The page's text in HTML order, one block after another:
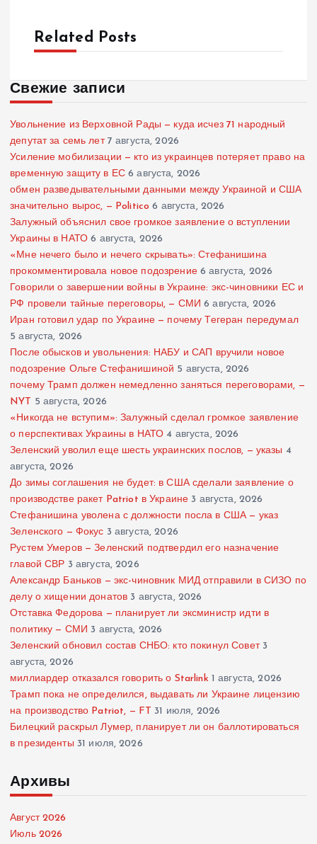
Related Posts
Свежие записи
Увольнение из Верховной Рады — куда исчез 71 народный
депутат за семь лет 7 августа, 2026
Усиление мобилизации — кто из украинцев потеряет право на
временную защиту в ЕС 6 августа, 2026
обмен разведывательными данными между Украиной и США
значительно вырос, — Politico 6 августа, 2026
Залужный объяснил свое громкое заявление о вступлении
Украины в НАТО 6 августа, 2026
«Мне нечего было и нечего скрывать»: Стефанишина
прокомментировала новое подозрение 6 августа, 2026
Говорили о завершении войны в Украине: экс-чиновники ЕС и
РФ провели тайные переговоры, — СМИ 6 августа, 2026
Иран готовил удар по Украине — почему Тегеран передумал
5 августа, 2026
После обысков и увольнения: НАБУ и САП вручили новое
подозрение Ольге Стефанишиной 5 августа, 2026
почему Трамп должен немедленно заняться переговорами, —
NYT 5 августа, 2026
«Никогда не вступим»: Залужный сделал громкое заявление
о перспективах Украины в НАТО 4 августа, 2026
Зеленский уволил еще шесть украинских послов, — указы 4
августа, 2026
До зимы соглашения не будет: в США сделали заявление о
производстве ракет Patriot в Украине 3 августа, 2026
Стефанишина уволена с должности посла в США — указ
Зеленского — Фокус 3 августа, 2026
Рустем Умеров — Зеленский подтвердил его назначение
главой СВР 3 августа, 2026
Александр Баньков — экс-чиновник МИД отправили в СИЗО по
делу о хищении донатов 3 августа, 2026
Отставка Федорова — планирует ли эксминистр идти в
политику — СМИ 3 августа, 2026
Зеленский обновил состав СНБО: кто покинул Совет 3
августа, 2026
миллиардер отказался говорить о Starlink 1 августа, 2026
Трамп пока не определился, выдавать ли Украине лицензию
на производство Patriot, — FT 31 июля, 2026
Билецкий раскрыл Лумер, планирует ли он баллотироваться
в президенты 31 июля, 2026
Архивы
Август 2026
Июль 2026